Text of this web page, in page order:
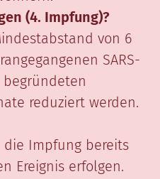
(4. Impfung)?
von 6
SARS-
reduziert werden.
die Impfung bereits
Ereignis erfolgen.